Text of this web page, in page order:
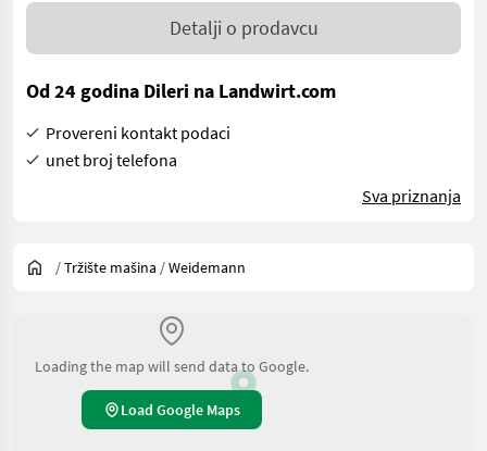
Detalji o prodavcu
Od 24 godina Dileri na Landwirt.com
Provereni kontakt podaci
unet broj telefona
Sva priznanja
/Tržište mašina /Weidemann
Loading the map will send data to Google.
Load Google Maps